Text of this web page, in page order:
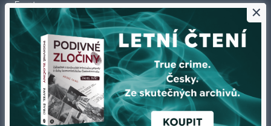
Eventy
Newslettery
RSS kanály
Autorská práva vykonává vydavatel. Bez písemného svolení vydavatele je
zakázáno jakékoli užití částí nebo celku díla, zejména rozmnožování a šíření
jakýmkoli způsobem, mechanickým nebo elektronickým, v českém nebo
jiném jazyce. Bez souhlasu vydavatele je zakázáno též rozmnožování
×